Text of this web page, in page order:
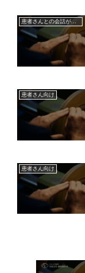
患者さんとの会話が膨らむ歯科医療機器業界の裏話
患者さん向け
患者さん向け